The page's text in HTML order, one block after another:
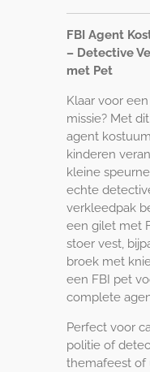
FBI Agent
– Detective
met Pet
Klaar voor
missie? Met
agent
kinderen
kleine
echte
verkleedpak
een gilet met
stoer vest,
broek met
een FBI pet
complete
Perfect voor
politie of
themafeest of